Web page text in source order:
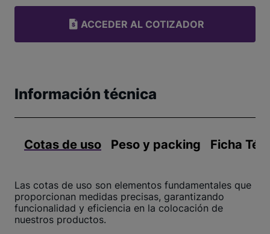
ACCEDER AL COTIZADOR
Información técnica
Cotas de uso Peso y packing Ficha
Las cotas de uso son elementos fundamentales que
proporcionan medidas precisas, garantizando
funcionalidad y eficiencia en la colocación de
nuestros productos.